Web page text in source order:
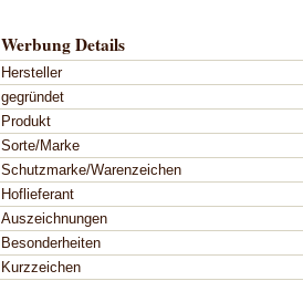
Werbung Details
Hersteller
gegründet
Produkt
Sorte/Marke
Schutzmarke/Warenzeichen
Hoflieferant
Auszeichnungen
Besonderheiten
Kurzzeichen